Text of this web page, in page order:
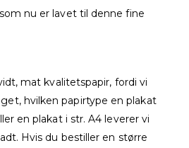
nu er lavet til denne fine
mat kvalitetspapir, fordi vi
hvilken papirtype en plakat
en plakat i str. A4 leverer vi
Hvis du bestiller en større